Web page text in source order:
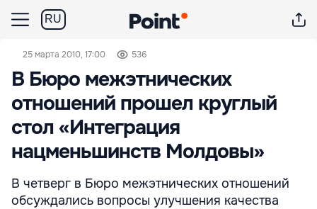
RU
25 марта 2010, 17:00 536
В Бюро межэтнических
отношений прошел круглый
стол «Интеграция
нацменьшинств Молдовы»
В четверг в Бюро межэтнических отношений
обсуждались вопросы улучшения качества